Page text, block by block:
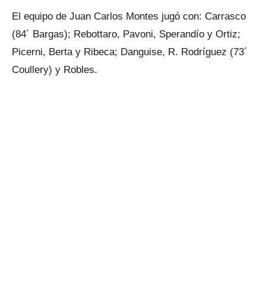
El equipo de Juan Carlos Montes jugó con: Carrasco
(84´ Bargas); Rebottaro, Pavoni, Sperandío y Ortiz;
Picerni, Berta y Ribeca; Danguise, R. Rodríguez (73´
Coullery) y Robles.